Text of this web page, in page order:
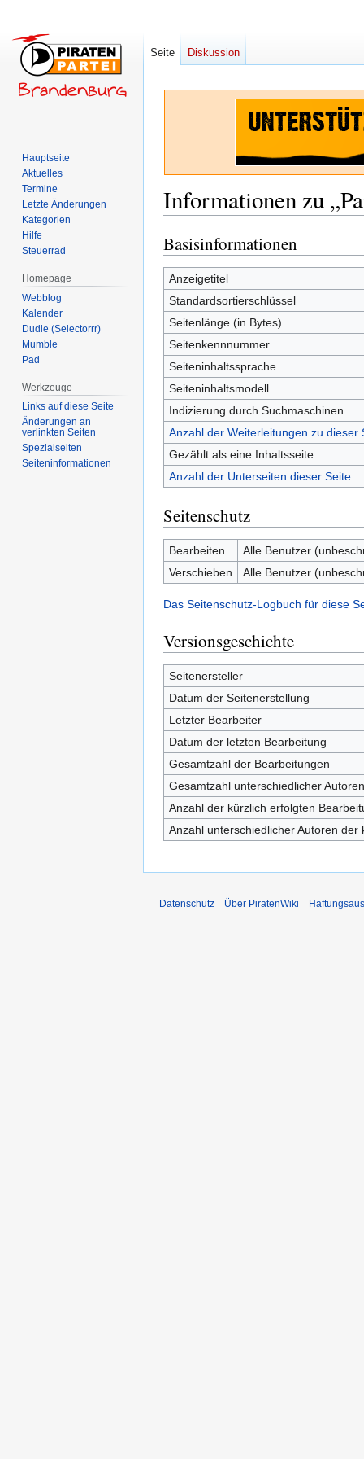
Informationen zu
Zur
Navigation
springen
Zur
Suche
springen
Basisinformationen
Anzeigetitel
Standardsortierschlüssel
Seitenlänge (in Bytes)
Seitenkennnummer
Seiteninhaltssprache
Seiteninhaltsmodell
Indizierung durch Suchmaschinen
Anzahl der Weiterleitungen zu dieser
Gezählt als eine Inhaltsseite
Anzahl der Unterseiten dieser Seite
Seitenschutz
Bearbeiten
Alle Benutzer
Verschieben
Alle Benutzer
Das Seitenschutz-Logbuch für diese
Versionsgeschichte
Seitenersteller
Datum der Seitenerstellung
Letzter Bearbeiter
Datum der letzten Bearbeitung
Gesamtzahl der Bearbeitungen
Gesamtzahl unterschiedlicher Autoren
Anzahl der kürzlich erfolgten
Anzahl unterschiedlicher Autoren
Seite Diskussion
Hauptseite
Aktuelles
Termine
Letzte Änderungen
Kategorien
Hilfe
Steuerrad
Homepage
Webblog
Kalender
Dudle (Selectorrr)
Mumble
Pad
Werkzeuge
Links auf diese Seite
Änderungen an
verlinkten Seiten
Spezialseiten
Seiten­­informationen
Datenschutz Über PiratenWiki